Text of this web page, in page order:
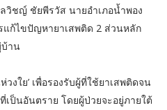
วิชญ์ ชัยพีรวัส นายอำเภอน้ำพอง
ก้ไขปัญหายาเสพติด 2 ส่วนหลัก
บ้าน
วงใย’ เพื่อรองรับผู้ที่ใช้ยาเสพติดจน
ป็นอันตราย โดยผู้ป่วยจะอยู่ภายใต้